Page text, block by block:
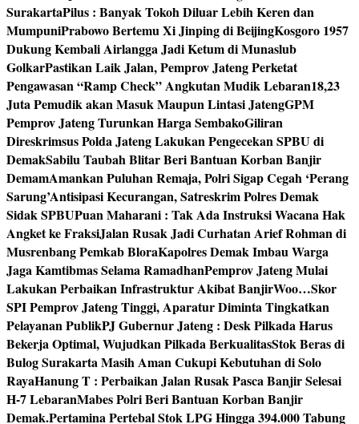
SurakartaPilus : Banyak Tokoh Diluar Lebih Keren dan
MumpuniPrabowo Bertemu Xi Jinping di BeijingKosgoro 1957
Dukung Kembali Airlangga Jadi Ketum di Munaslub
GolkarPastikan Laik Jalan, Pemprov Jateng Perketat
Pengawasan “Ramp Check” Angkutan Mudik Lebaran18,23
Juta Pemudik akan Masuk Maupun Lintasi JatengGPM
Pemprov Jateng Turunkan Harga SembakoGiliran
Direskrimsus Polda Jateng Lakukan Pengecekan SPBU di
DemakSabilu Taubah Blitar Beri Bantuan Korban Banjir
DemamAmankan Puluhan Remaja, Polri Sigap Cegah ‘Perang
Sarung’Antisipasi Kecurangan, Satreskrim Polres Demak
Sidak SPBUPuan Maharani : Tak Ada Instruksi Wacana Hak
Angket ke FraksiJalan Rusak Jadi Curhatan Arief Rohman di
Musrenbang Pemkab BloraKapolres Demak Imbau Warga
Jaga Kamtibmas Selama RamadhanPemprov Jateng Mulai
Lakukan Perbaikan Infrastruktur Akibat BanjirWoo…Skor
SPI Pemprov Jateng Tinggi, Aparatur Diminta Tingkatkan
Pelayanan PublikPJ Gubernur Jateng : Desk Pilkada Harus
Bekerja Optimal, Wujudkan Pilkada BerkualitasStok Beras di
Bulog Surakarta Masih Aman Cukupi Kebutuhan di Solo
RayaHanung T : Perbaikan Jalan Rusak Pasca Banjir Selesai
H-7 LebaranMabes Polri Beri Bantuan Korban Banjir
Demak.Pertamina Pertebal Stok LPG Hingga 394.000 Tabung